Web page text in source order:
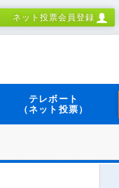
ネット投票会員登録
テレボート
（ネット投票）